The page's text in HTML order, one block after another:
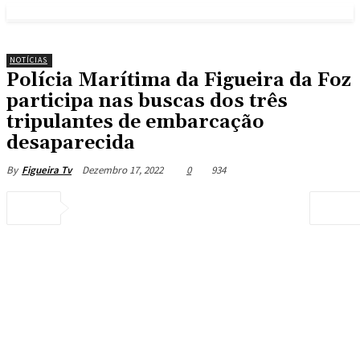
NOTÍCIAS
Polícia Marítima da Figueira da Foz
participa nas buscas dos três
tripulantes de embarcação
desaparecida
By Figueira Tv Dezembro 17, 2022 0 934